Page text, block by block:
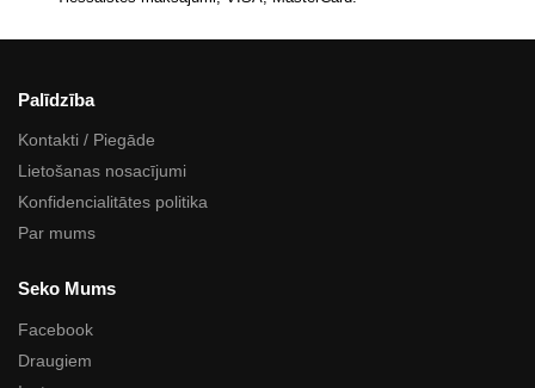
Palīdzība
Kontakti / Piegāde
Lietošanas nosacījumi
Konfidencialitātes politika
Par mums
Seko Mums
Facebook
Draugiem